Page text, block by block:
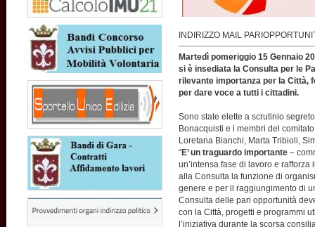
INDIRIZZO MAIL
Martedì pomeriggio 15 Gennaio
si è insediata la Consulta per le
rilevante importanza per la Città,
per dare voce a tutti i cittadini.
Sono state elette a scrutinio
Bonacquisti e i membri del
Loretana Bianchi, Marta Tribioli,
“E’ un traguardo importante –
un’intensa fase di lavoro e
alla Consulta la funzione di
genere e per il raggiungimento di
Consulta delle pari opportunità
con la Città, progetti e programmi
l’iniziativa durante la scorsa